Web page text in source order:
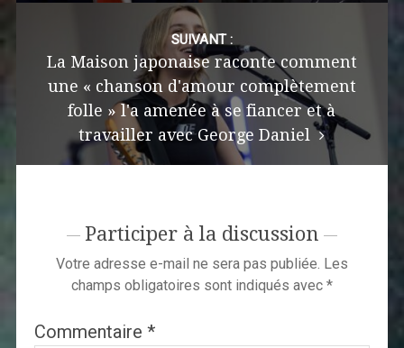
SUIVANT :
La Maison japonaise raconte comment
une « chanson d'amour complètement
folle » l'a amenée à se fiancer et à
travailler avec George Daniel
Participer à la discussion
Votre adresse e-mail ne sera pas publiée. Les
champs obligatoires sont indiqués avec *
Commentaire *